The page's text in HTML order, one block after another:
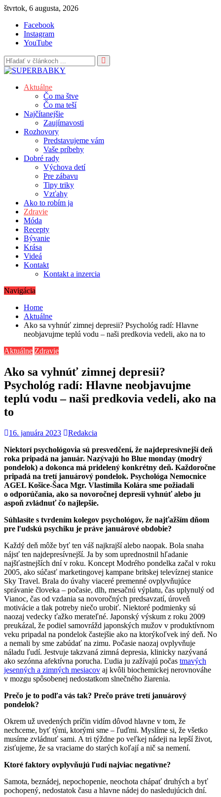
Skip
content
štvrtok, 6 augusta, 2026
Facebook
Instagram
YouTube
Aktuálne
Čo ma štve
Čo ma teší
Najčítanejšie
Zaujímavosti
Rozhovory
Predstavujeme vám
Vaše príbehy
Dobré rady
Výchova detí
Pre zábavu
Tipy triky
Vzťahy
Ako to robím ja
Zdravie
Móda
Recepty
Bývanie
Krása
Videá
Kontakt
Kontakt a inzercia
Navigácia
Home
Aktuálne
Ako sa vyhnúť zimnej depresii? Psychológ radí: Hlavne
neobjavujme teplú vodu – naši predkovia vedeli, ako na to
Aktuálne Zdravie
Ako sa vyhnúť zimnej depresii?
Psychológ radí: Hlavne neobjavujme
teplú vodu – naši predkovia vedeli, ako na
to
16. januára 2023
Redakcia
Niektorí psychológovia sú presvedčení, že najdepresívnejší deň
roka pripadá na január. Nazývajú ho Blue monday (modrý
pondelok) a dokonca má pridelený konkrétny deň. Každoročne
pripadá na tretí januárový pondelok. Psychológa Nemocnice
AGEL Košice-Šaca Mgr. Vlastimila Kolára sme požiadali
o odporúčania, ako sa novoročnej depresii vyhnúť alebo ju
aspoň zvládnuť čo najlepšie.
Súhlasíte s tvrdením kolegov psychológov, že najťažším dňom
pre ľudskú psychiku je práve januárové obdobie?
Každý deň môže byť ten váš najkrajší alebo naopak. Bola snaha
nájsť ten najdepresívnejší. Ja by som uprednostnil hľadanie
najšťastnejších dní v roku. Koncept Modrého pondelka začal v roku
2005, ako súčasť marketingovej kampane britskej televíznej stanice
Sky Travel. Brala do úvahy viaceré premenné ovplyvňujúce
správanie človeka – počasie, dlh, mesačnú výplatu, čas uplynulý od
Vianoc, čas od vzdania sa novoročných predsavzatí, úroveň
motivácie a tlak potreby niečo urobiť. Niektoré podmienky sú
naozaj vedecky ťažko merateľné. Japonský výskum z roku 2009
preukázal, že podiel samovrážd japonských mužov v produktívnom
veku pripadal na pondelok častejšie ako na ktorýkoľvek iný deň. No
a nemali by sme zabúdať na zimu. Počasie naozaj ovplyvňuje
náladu ľudí. Jestvuje takzvaná zimná depresia, klinicky nazývaná
ako sezónna afektívna porucha. Ľudia ju zažívajú počas tmavých
jesenných a zimných mesiacov aj kvôli biochemickej nerovnováhe
v mozgu spôsobenej nedostatkom slnečného žiarenia.
Prečo je to podľa vás tak? Prečo práve tretí januárový
pondelok?
Okrem už uvedených príčin vidím dôvod hlavne v tom, že
nechceme, byť tými, ktorými sme – ľuďmi. Myslíme si, že všetko
musíme zvládnuť sami. A tri týždne po veľkej nádeji na lepší život,
zisťujeme, že sa vraciame do starých koľají a nič sa nemení.
Ktoré faktory ovplyvňujú ľudí najviac negatívne?
Samota, beznádej, nepochopenie, neochota chápať druhých a byť
pochopený, nedostatok času a hlavne nádej do nasledujúcich dní.